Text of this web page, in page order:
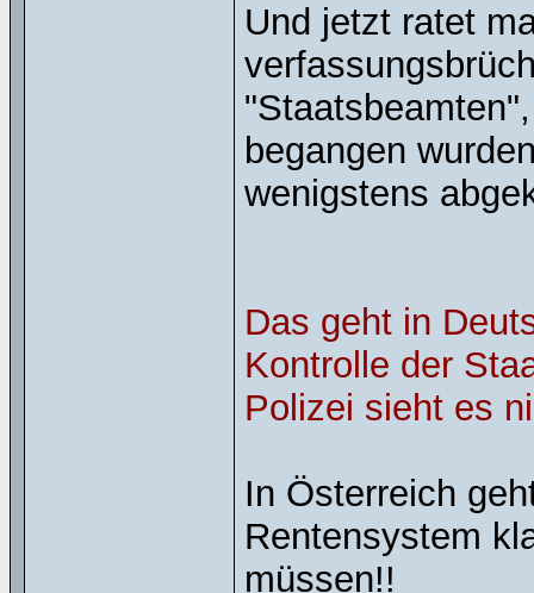
Und jetzt ratet
begangen
wenigstens
Das geht in
Kontrolle der
Polizei sieht es
In Österreich
Rentensystem
müssen!!